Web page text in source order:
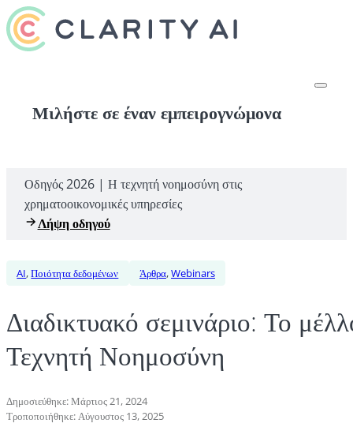
Μιλήστε σε έναν εμπειρογνώμονα
Οδηγός 2026 | Η τεχνητή νοημοσύνη στις
χρηματοοικονομικές υπηρεσίες
Λήψη οδηγού
AI,Ποιότητα δεδομένων Άρθρα,Webinars
Διαδικτυακό σεμινάριο: Το
Τεχνητή Νοημοσύνη
Δημοσιεύθηκε: Μάρτιος 21, 2024
Τροποποιήθηκε: Αύγουστος 13, 2025